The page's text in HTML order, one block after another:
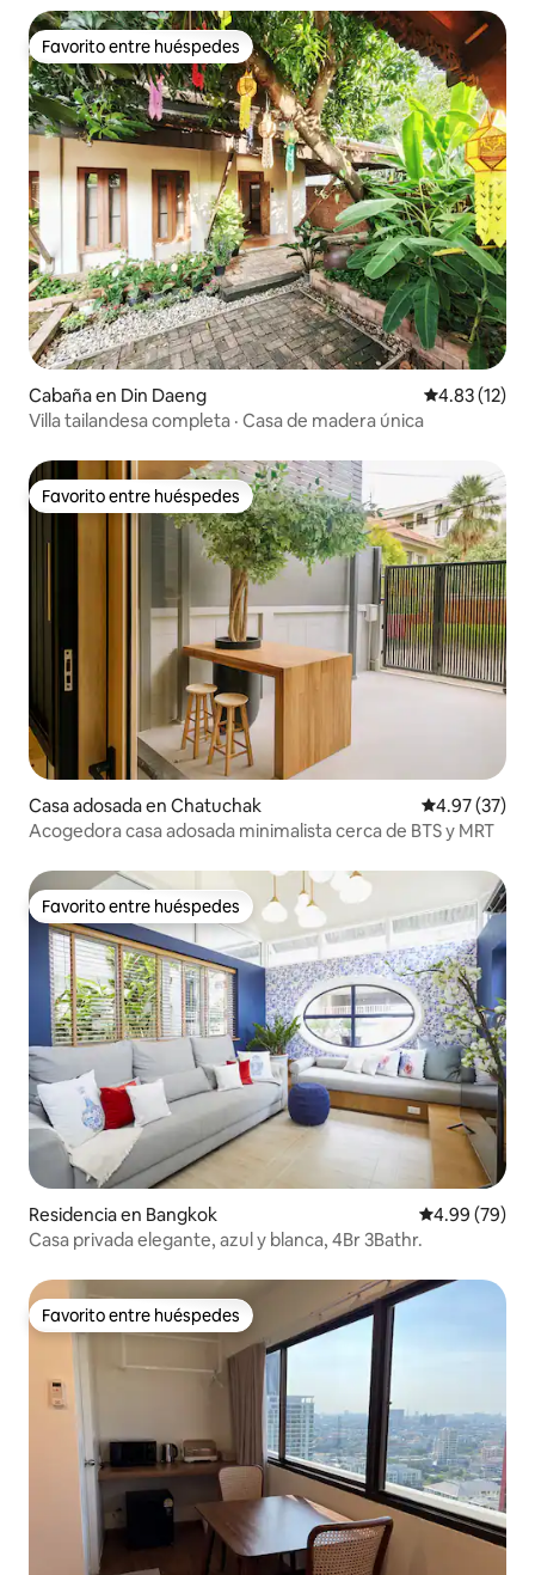
Favorito entre huéspedes
Favorito entre huéspedes
Cabaña en Din Daeng Calificación
4.83 (12)
Villa tailandesa completa · Casa de madera única
Favorito entre huéspedes
Favorito entre huéspedes
Casa adosada en Chatuchak Calificación
4.97 (37)
Acogedora casa adosada minimalista cerca de BTS y MRT
Favorito entre huéspedes
Favorito entre huéspedes
Residencia en Bangkok Calificación
4.99 (79)
Casa privada elegante, azul y blanca, 4Br 3Bathr.
Favorito entre huéspedes
Favorito entre huéspedes